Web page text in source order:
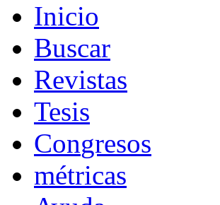
Inicio
Buscar
Revistas
Tesis
Congresos
métricas